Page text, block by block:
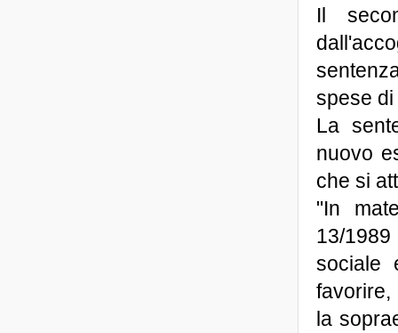
Il
spese di
La
nuovo
che si
"In
13/
sociale
favorire,
la